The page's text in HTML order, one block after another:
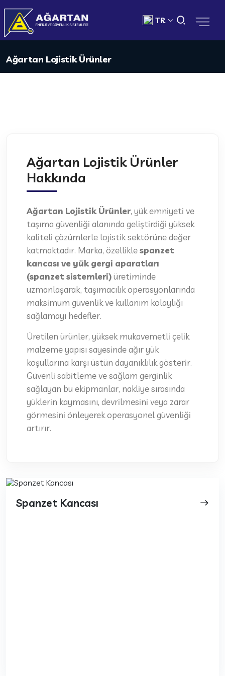
TR
Ağartan Lojistik Ürünler
Ağartan Lojistik Ürünler
Hakkında
Ağartan Lojistik Ürünler, yük emniyeti ve
taşıma güvenliği alanında geliştirdiği yüksek
kaliteli çözümlerle lojistik sektörüne değer
katmaktadır. Marka, özelliklespanzet
kancası ve yük gergi aparatları
(spanzet sistemleri)üretiminde
uzmanlaşarak, taşımacılık operasyonlarında
maksimum güvenlik ve kullanım kolaylığı
sağlamayı hedefler.
Üretilen ürünler, yüksek mukavemetli çelik
malzeme yapısı sayesinde ağır yük
koşullarına karşı üstün dayanıklılık gösterir.
Güvenli sabitleme ve sağlam gerginlik
sağlayan bu ekipmanlar, nakliye sırasında
yüklerin kaymasını, devrilmesini veya zarar
görmesini önleyerek operasyonel güvenliği
artırır.
Spanzet Kancası east